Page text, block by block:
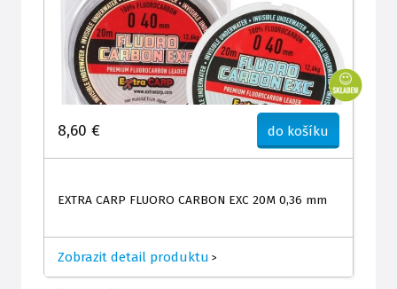
8,60 € do košíku
EXTRA CARP FLUORO CARBON EXC 20M 0,36 mm
Zobrazit detail produktu >